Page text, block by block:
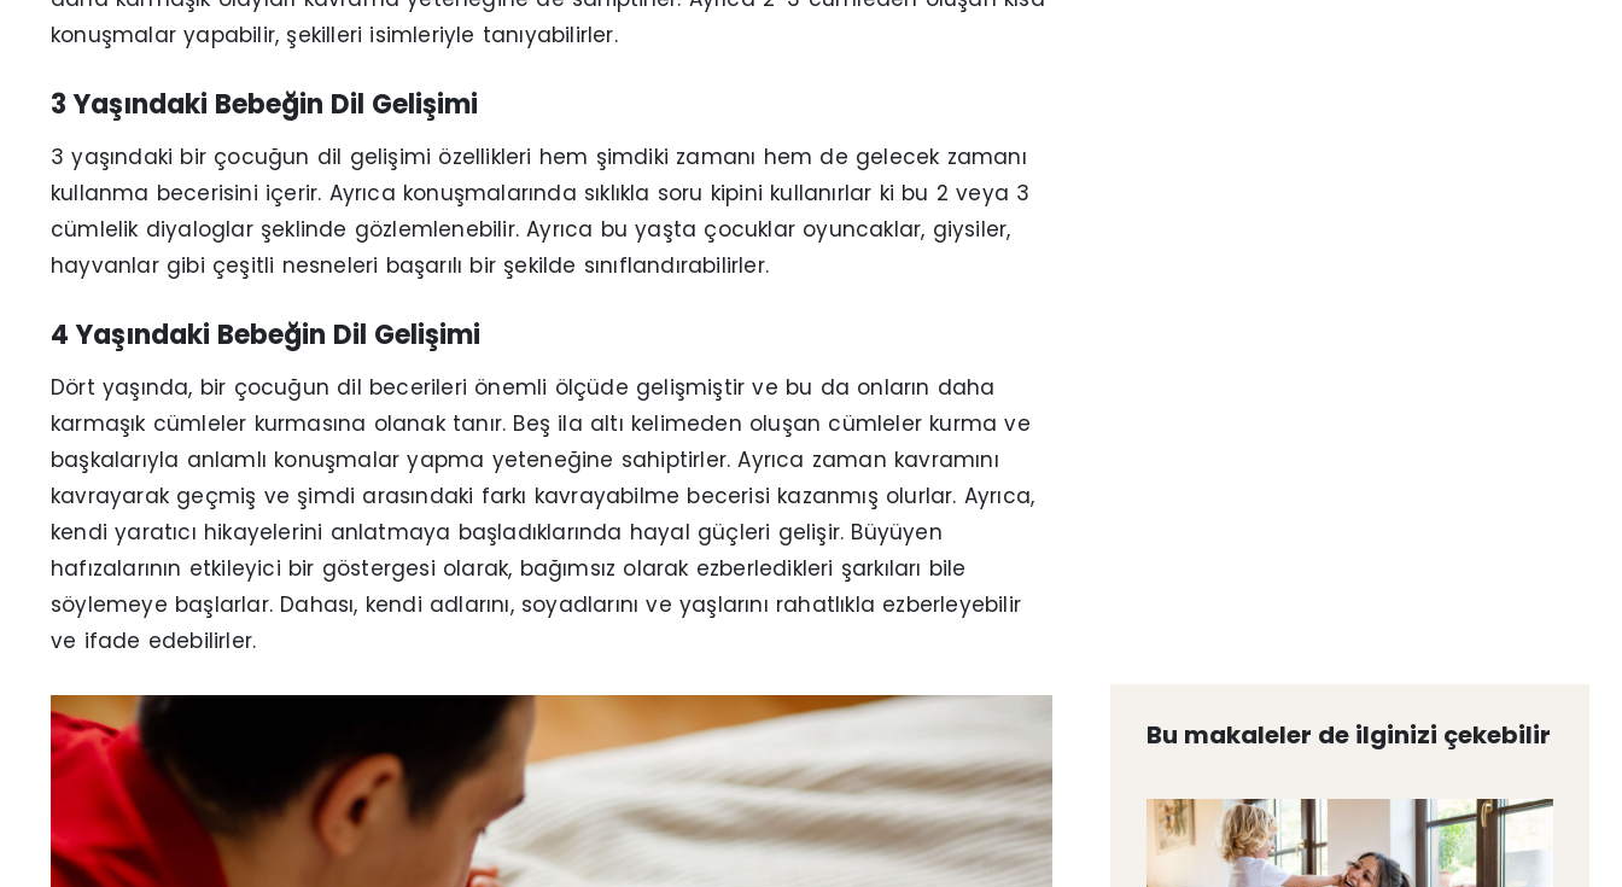
konuşmalar yapabilir, şekilleri isimleriyle tanıyabilirler.
3 Yaşındaki Bebeğin Dil Gelişimi
3 yaşındaki bir çocuğun dil gelişimi özellikleri hem şimdiki zamanı hem de gelecek zamanı
kullanma becerisini içerir. Ayrıca konuşmalarında sıklıkla soru kipini kullanırlar ki bu 2 veya 3
cümlelik diyaloglar şeklinde gözlemlenebilir. Ayrıca bu yaşta çocuklar oyuncaklar, giysiler,
hayvanlar gibi çeşitli nesneleri başarılı bir şekilde sınıflandırabilirler.
4 Yaşındaki Bebeğin Dil Gelişimi
Dört yaşında, bir çocuğun dil becerileri önemli ölçüde gelişmiştir ve bu da onların daha
karmaşık cümleler kurmasına olanak tanır. Beş ila altı kelimeden oluşan cümleler kurma ve
başkalarıyla anlamlı konuşmalar yapma yeteneğine sahiptirler. Ayrıca zaman kavramını
kavrayarak geçmiş ve şimdi arasındaki farkı kavrayabilme becerisi kazanmış olurlar. Ayrıca,
kendi yaratıcı hikayelerini anlatmaya başladıklarında hayal güçleri gelişir. Büyüyen
hafızalarının etkileyici bir göstergesi olarak, bağımsız olarak ezberledikleri şarkıları bile
söylemeye başlarlar. Dahası, kendi adlarını, soyadlarını ve yaşlarını rahatlıkla ezberleyebilir
ve ifade edebilirler.
Bu makaleler de ilginizi çekebilir